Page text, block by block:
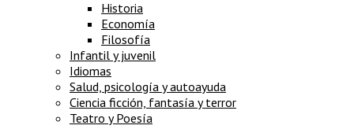
Historia
Economía
Filosofía
Infantil y juvenil
Idiomas
Salud, psicología y autoayuda
Ciencia ficción, fantasía y terror
Teatro y Poesía